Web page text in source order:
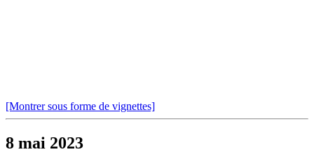
[Montrer sous forme de vignettes]
8 mai 2023